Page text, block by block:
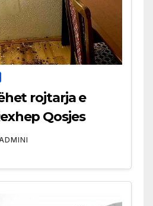
rojtarja e
Qosjes